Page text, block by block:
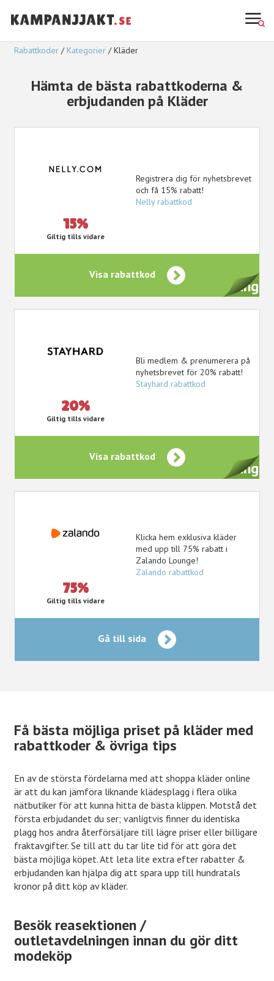
Rabattkoder Kategorier Kläder
Hämta de bästa rabattkoderna &
erbjudanden på Kläder
15%
Giltig tills vidare
Registrera dig för nyhetsbrevet
och få 15% rabatt!
Nelly rabattkod
Visa rabattkod
Ges vid registrering
20%
Giltig tills vidare
Bli medlem & prenumerera på
nyhetsbrevet för 20% rabatt!
Stayhard rabattkod
Visa rabattkod
Ges vid registrering
75%
Giltig tills vidare
Klicka hem exklusiva kläder
med upp till 75% rabatt i
Zalando Lounge!
Zalando rabattkod
Gå till sida
Få bästa möjliga priset på kläder med
rabattkoder & övriga tips
En av de största fördelarna med att shoppa kläder online
är att du kan jämföra liknande klädesplagg i flera olika
nätbutiker för att kunna hitta de bästa klippen. Motstå det
första erbjudandet du ser; vanligtvis finner du identiska
plagg hos andra återförsäljare till lägre priser eller billigare
fraktavgifter. Se till att du tar lite tid för att göra det
bästa möjliga köpet. Att leta lite extra efter rabatter &
erbjudanden kan hjälpa dig att spara upp till hundratals
kronor på ditt köp av kläder.
Besök reasektionen /
outletavdelningen innan du gör ditt
modeköp